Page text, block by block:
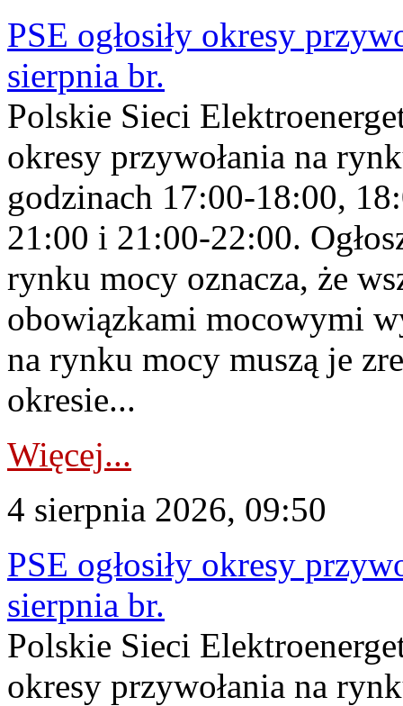
PSE ogłosiły okresy
sierpnia br.
Polskie Sieci
okresy przywołania na
godzinach 17:00-18:00,
21:00 i 21:00-22:00.
rynku mocy oznacza, że
obowiązkami mocowymi
na rynku mocy muszą je
okresie...
Więcej...
4 sierpnia 2026, 09:50
PSE ogłosiły okresy
sierpnia br.
Polskie Sieci
okresy przywołania na